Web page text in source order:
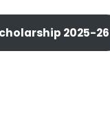
ऐसे
भरें
2025-26